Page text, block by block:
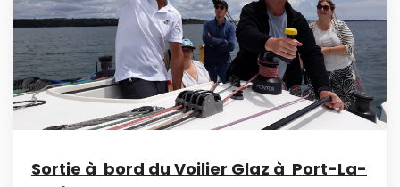
Sortie à bord du Voilier Glaz à Port-La-